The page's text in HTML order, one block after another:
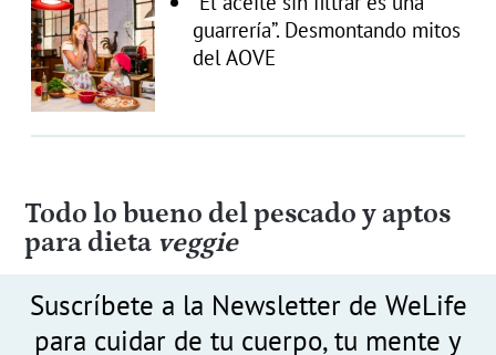
guarrería”. Desmontando mitos
del AOVE
Todo lo bueno del pescado y aptos
para dieta veggie
Suscríbete a la Newsletter de WeLife
para cuidar de tu cuerpo, tu mente y